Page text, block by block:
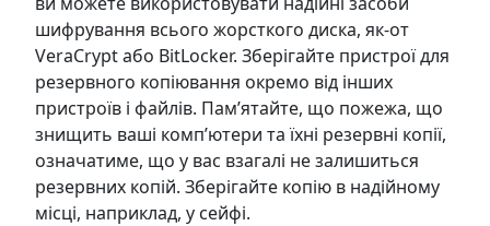
шифрування всього жорсткого диска, як-от
VeraCrypt або BitLocker. Зберігайте пристрої для
резервного копіювання окремо від інших
пристроїв і файлів. Пам’ятайте, що пожежа, що
знищить ваші комп’ютери та їхні резервні копії,
означатиме, що у вас взагалі не залишиться
резервних копій. Зберігайте копію в надійному
місці, наприклад, у сейфі.